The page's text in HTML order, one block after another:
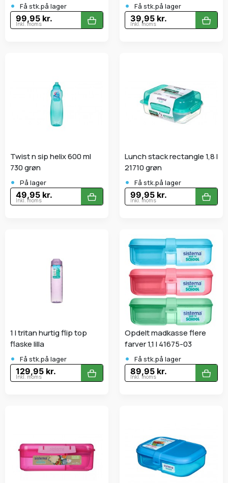
• Få stk.på lager
99,95 kr.
Inkl. moms
• Få stk.på lager
39,95 kr.
Inkl. moms
Twist n sip helix 600 ml
730 grøn
• På lager
49,95 kr.
Inkl. moms
Lunch stack rectangle 1,8 l
21710 grøn
• Få stk.på lager
99,95 kr.
Inkl. moms
1 l tritan hurtig flip top
flaske lilla
• Få stk.på lager
129,95 kr.
Inkl. moms
Opdelt madkasse flere
farver 1,1 l 41675-03
• Få stk.på lager
89,95 kr.
Inkl. moms